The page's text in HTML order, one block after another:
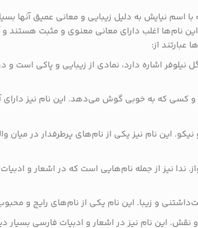
با اسم نیایش به دلیل زیبایی و معانی عمیق آنها
این نام‌ها اغلب دارای معانی معنوی و مثبت هستند
عبارتند از:
نیلوفر اشاره دارد، نمادی از زیبایی و پاکی است و
و کسی که به خوبی گوش می‌دهد. این نام نیز دارای
این نام نیز یکی از نام‌های پرطرفدار در میان
ندا نیز از جمله نام‌هایی است که در اشعار و
و زیبا. این نام یکی از نام‌های رایج و
نقش. این نام نیز در اشعار و ادبیات فارسی بسیار